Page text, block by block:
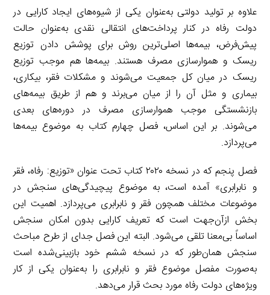
علاوه بر تولید دولتی به‌عنوان یکی از شیوه‌های ایجاد کارایی در
دولت رفاه در کنار پرداخت‌های انتقالی نقدی به‌عنوان حالت
پیش‌فرض، بیمه‌ها اصلی‌ترین روش برای پوشش دادن توزیع
ریسک و هموارسازی مصرف هستند. بیمه‌ها هم موجب توزیع
ریسک در میان کل جمعیت می‌شوند و مشکلات فقر، بیکاری،
بیماری و مثل آن را از میان می‌برند و هم از طریق بیمه‌های
بازنشستگی موجب هموارسازی مصرف در دوره‌های بعدی
می‌شوند. بر این اساس، فصل چهارم کتاب به موضوع بیمه‌ها
می‌پردازد.
فصل پنجم که در نسخه ۲۰۲۰ کتاب تحت عنوان «توزیع: رفاه، فقر
و نابرابری» آمده است، به موضوع پیچیدگی‌های سنجش در
موضوعات مختلف همچون فقر و نابرابری می‌پردازد. اهمیت این
بخش ازآن‌جهت است که تعریف کارایی بدون امکان سنجش
اساساً بی‌معنا تلقی می‌شود. البته این فصل جدای از طرح مباحث
سنجش همان‌طور که در نسخه ششم خود بازبینی‌شده است
به‌صورت مفصل موضوع فقر و نابرابری را به‌عنوان یکی از کار
ویژه‌های دولت رفاه مورد بحث قرار می‌دهد.